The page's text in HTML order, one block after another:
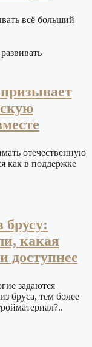
всё больший
отечественную
как в поддержке
какая
доступнее
задаются
бруса, тем более